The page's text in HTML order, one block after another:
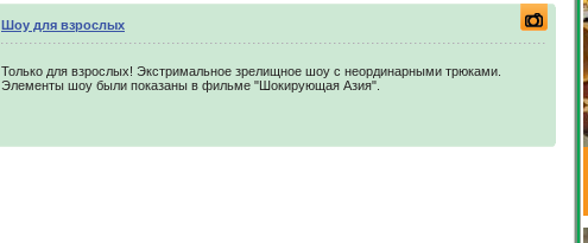
Шоу для взрослых
Только для взрослых! Экстримальное зрелищное шоу с неординарными трюками.
Элементы шоу были показаны в фильме "Шокирующая Азия".